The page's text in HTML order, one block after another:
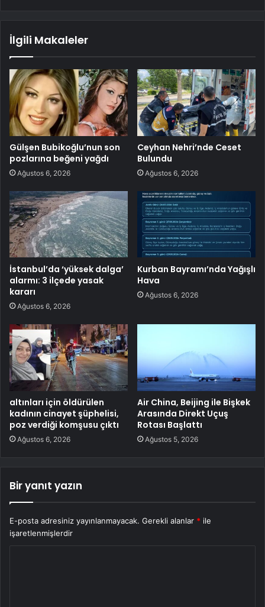
İlgili Makaleler
Gülşen Bubikoğlu’nun son
pozlarına beğeni yağdı
Ağustos 6, 2026
Ceyhan Nehri’nde Ceset
Bulundu
Ağustos 6, 2026
İstanbul’da ‘yüksek dalga’
alarmı: 3 ilçede yasak
kararı
Ağustos 6, 2026
Kurban Bayramı’nda Yağışlı
Hava
Ağustos 6, 2026
altınları için öldürülen
kadının cinayet şüphelisi,
poz verdiği komşusu çıktı
Ağustos 6, 2026
Air China, Beijing ile Bişkek
Arasında Direkt Uçuş
Rotası Başlattı
Ağustos 5, 2026
Bir yanıt yazın
E-posta adresiniz yayınlanmayacak. Gerekli alanlar * ile
işaretlenmişlerdir